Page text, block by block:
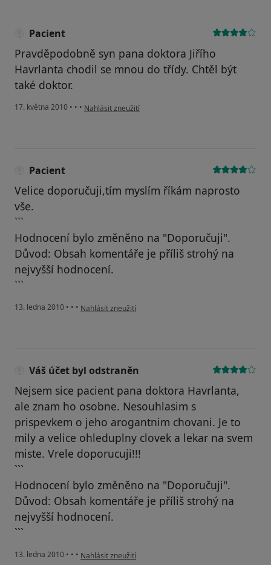
Pacient
Pravděpodobně syn pana doktora Jiřího
Havrlanta chodil se mnou do třídy. Chtěl být
také doktor.
17. května 2010 • • • podle názoru uživatele Pacient
Nahlásit zneužití
Pacient
Velice doporučuji,tím myslím říkám naprosto
vše.
```
Hodnocení bylo změněno na "Doporučuji".
Důvod: Obsah komentáře je příliš strohý na
nejvyšší hodnocení.
```
13. ledna 2010 • • • podle názoru uživatele Pacient
Nahlásit zneužití
Váš účet byl odstraněn
Nejsem sice pacient pana doktora Havrlanta,
ale znam ho osobne. Nesouhlasim s
prispevkem o jeho arogantnim chovani. Je to
mily a velice ohleduplny clovek a lekar na svem
miste. Vrele doporucuji!!!
```
Hodnocení bylo změněno na "Doporučuji".
Důvod: Obsah komentáře je příliš strohý na
nejvyšší hodnocení.
```
13. ledna 2010 • • • podle názoru uživatele Váš účet byl odstraněn
Nahlásit zneužití